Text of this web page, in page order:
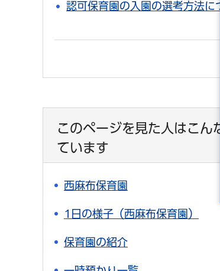
認可保育園の入園の選考方法に
このページを見た人はこん
ています
西麻布保育園
1日の様子（西麻布保育園）
保育園の紹介